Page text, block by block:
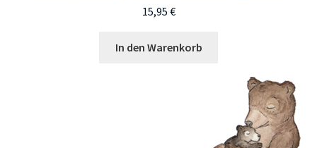
15,95 €
In den Warenkorb